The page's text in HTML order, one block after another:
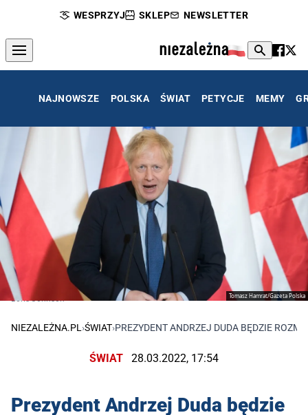
WESPRZYJ SKLEP NEWSLETTER
NAJNOWSZE POLSKA ŚWIAT PETYCJE MEMY
Tomasz Hamrat/Gazeta Polska
Boris Johnson
NIEZALEŻNA.PL›ŚWIAT›PREZYDENT ANDRZEJ DUDA BĘDZIE
ŚWIAT 28.03.2022, 17:54
Prezydent Andrzej Duda będzie